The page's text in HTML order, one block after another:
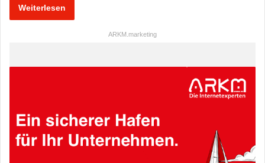
Weiterlesen
ARKM.marketing